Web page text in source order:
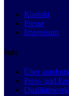
Kontakt
Presse
Impressum
Info
Über
Preis- und